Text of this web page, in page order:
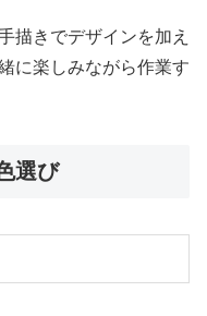
描きでデザインを加え
に楽しみながら作業す
選び